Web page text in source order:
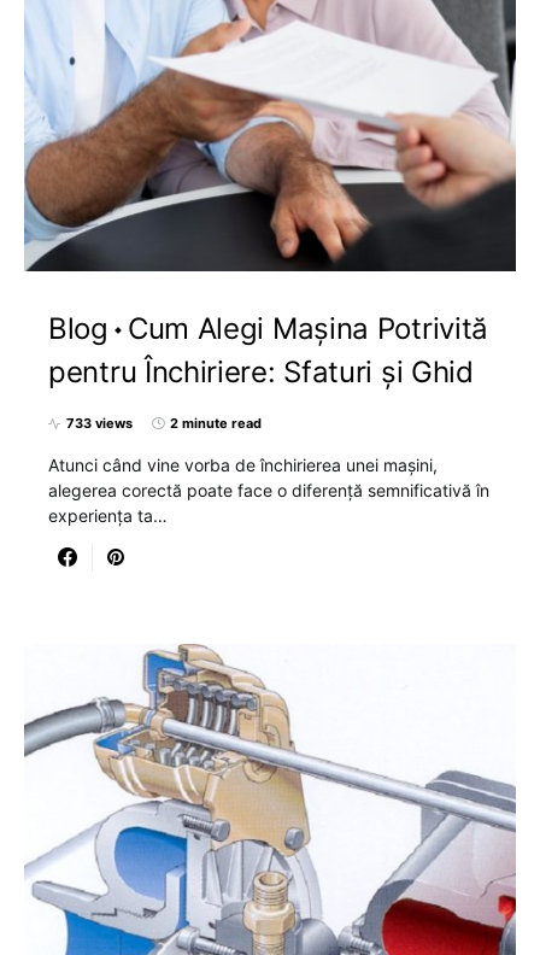
Blog
Cum Alegi Mașina Potrivită
pentru Închiriere: Sfaturi și Ghid
733 views 2 minute read
Atunci când vine vorba de închirierea unei mașini,
alegerea corectă poate face o diferență semnificativă în
experiența ta…